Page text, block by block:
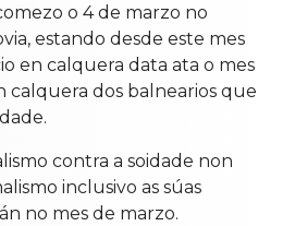
o 4 de marzo no
estando desde este mes
en calquera data ata o mes
calquera dos balnearios que
contra a soidade non
inclusivo as súas
no mes de marzo.